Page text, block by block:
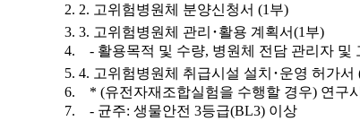
2. 고위험병원체 분양신청서 (1부)
3. 고위험병원체 관리･활용 계획서(1부)
- 활용목적 및 수량, 병원체 전담 관리자 및
4. 고위험병원체 취급시설 설치･운영 허가서
* (유전자재조합실험을 수행할 경우) 연구
- 균주: 생물안전 3등급(BL3) 이상